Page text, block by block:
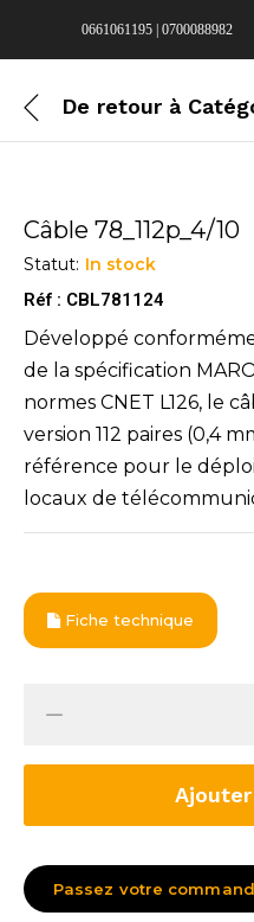
0661061195 | 0700088982
De retour à
Câble 78_112p_4/10
Statut: In stock
Réf : CBL781124
Développé
de la spécification
normes CNET L126, le
version 112 paires (0,4
référence pour le
locaux de
Fiche technique
Passez votre